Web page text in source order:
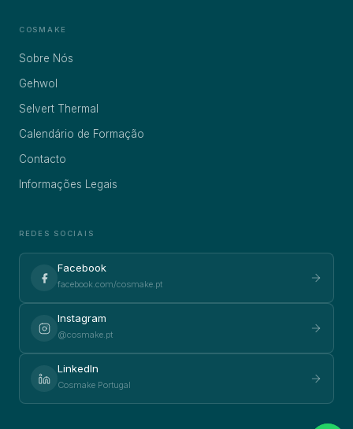
COSMAKE
Sobre Nós
Gehwol
Selvert Thermal
Calendário de Formação
Contacto
Informações Legais
REDES SOCIAIS
Facebook
facebook.com/cosmake.pt
Instagram
@cosmake.pt
LinkedIn
Cosmake Portugal